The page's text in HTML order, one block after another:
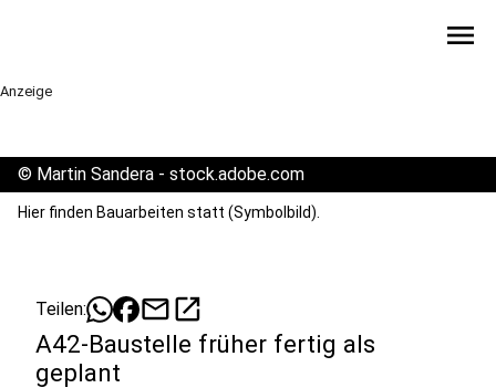
menu
Anzeige
© Martin Sandera - stock.adobe.com
Hier finden Bauarbeiten statt (Symbolbild).
Teilen: mailopen_in_new
A42-Baustelle früher fertig als
geplant